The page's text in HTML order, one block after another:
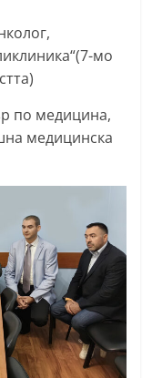
мо
по медицина,
медицинска